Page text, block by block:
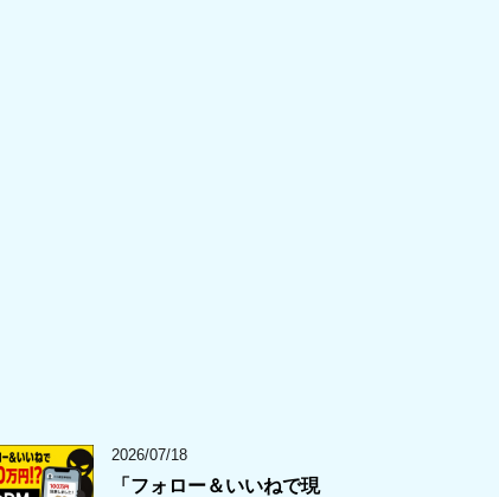
2026/07/18
「フォロー＆いいねで現